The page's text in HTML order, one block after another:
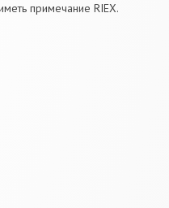
примечание RIEX.